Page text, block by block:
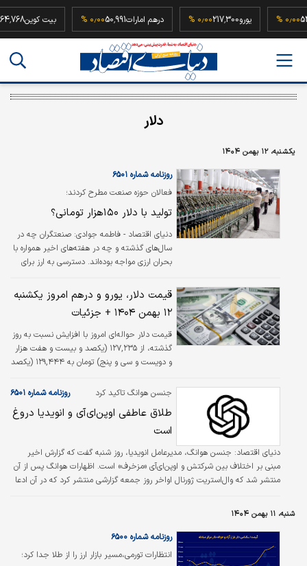
یورو217,300 درهم امارات50,991 بیت کوین
دلار
یکشنبه، ۱۲ بهمن ۱۴۰۴
فعالان حوزه صنعت مطرح کردند؛
روزنامه شماره ۶۵۰۱
تولید با دلار ۱۵۰هزار تومانی؟
دنیای اقتصاد - فاطمه جوادی: صنعتگران چه در
سال‌های گذشته و چه در هفته‌های اخیر همواره با
بحران ارزی مواجه بوده‌اند. دسترسی به ارز برای
تولیدکنندگان است. محدودیت‌های ارزی طی
سال‌های اخیر سبب شده تا تخصیص ارز به
فرآیندی زمان‌بر و طاقت‌فرسا تبدیل شود و
صف‌های طولانی تخصیص ارز حتی به ۶ ماه و
بیشتر هم برسد. علاوه بر این، با انجام اصلاحات
ارزی توسط دولت، حذف ارز ترجیحی و ادغام تالار
تغییر یکباره نرخ…
قیمت دلار، یورو و درهم امروز یکشنبه
۱۲ بهمن ۱۴۰۴ + جزئیات
قیمت دلار حواله‌ای امروز با افزایش نسبت به روز
گذشته، از ۱۲۷,۲۳۵ (یکصد و بیست و هفت هزار
و دویست و سی و پنج) تومان به ۱۲۹,۴۴۴ (یکصد
تومان نرخ‌گذاری شد.
جنسن هوانگ تاکید کرد روزنامه شماره ۶۵۰۱
طلاق عاطفی اوپن‌ای‌آی و انویدیا دروغ
است
دنیای اقتصاد: جنسن هوانگ، مدیرعامل انویدیا، روز شنبه گفت که گزارش اخیر
مبنی بر اختلاف بین شرکتش و اوپن‌ای‌آی «مزخرف» است. اظهارات هوانگ پس از آن
منتشر شد که وال‌استریت ژورنال اواخر روز جمعه گزارشی منتشر کرد که در آن ادعا
هوش مصنوعی ایجاد خواهد کرد.
شنبه، ۱۱ بهمن ۱۴۰۴
انتظارات تورمی،‌مسیر بازار ارز را از طلا جدا کرد؛
روزنامه شماره ۶۵۰۰